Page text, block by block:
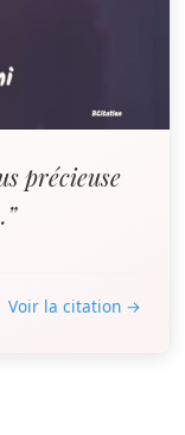
précieuse
Voir la citation →